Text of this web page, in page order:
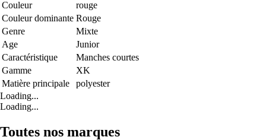
Couleur
rouge
Couleur dominante Rouge
Genre
Mixte
Age
Junior
Caractéristique
Manches courtes
Gamme
XK
Matière principale
polyester
Loading...
Loading...
Toutes nos marques